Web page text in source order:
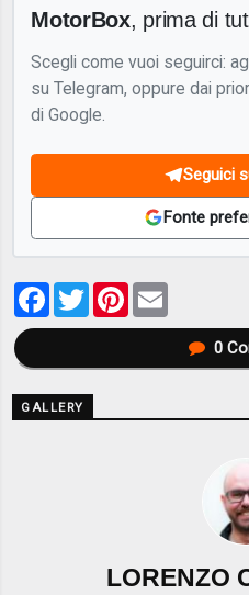
MotorBox, prima di
Scegli come vuoi seguirci:
su Telegram, oppure dai
di Google.
Seguici
Fonte
Facebook
TwitterPinterest
0
GALLERY
LORENZO